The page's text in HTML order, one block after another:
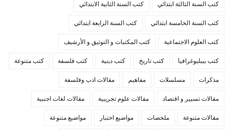
كتب السنة الثالثة ابتدائي كتب السنة الثانية الابتدائي
كتب السنة الخامسة ابتدائي كتب السنة الرابعة ابتدائي
كتب العلوم الاجتماعية كتب المكتبات و التوثيق و الأرشيف
كتب بيبليوغرافيا كتب تاريخ كتب دينية كتب فلسفة كتب متنوعة
مذكرات مسلسلات مفاهيم مقالات ادب وفلسفة
مقالات تسيير و اقتصاد مقالات علوم تجريبية مقالات لغات اجنبية
مقالات متنوعة ملخصات مواضيع اختبار مواضيع متنوعة